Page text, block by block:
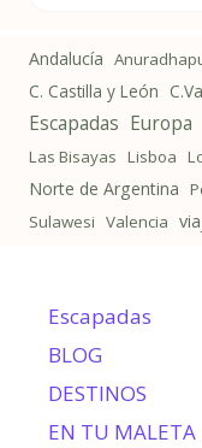
Andalucía
C. Castilla y León
Escapadas Europa
Las Bisayas Lisboa
Norte de Argentina
Sulawesi Valencia
Escapadas
BLOG
DESTINOS
EN TU MALETA